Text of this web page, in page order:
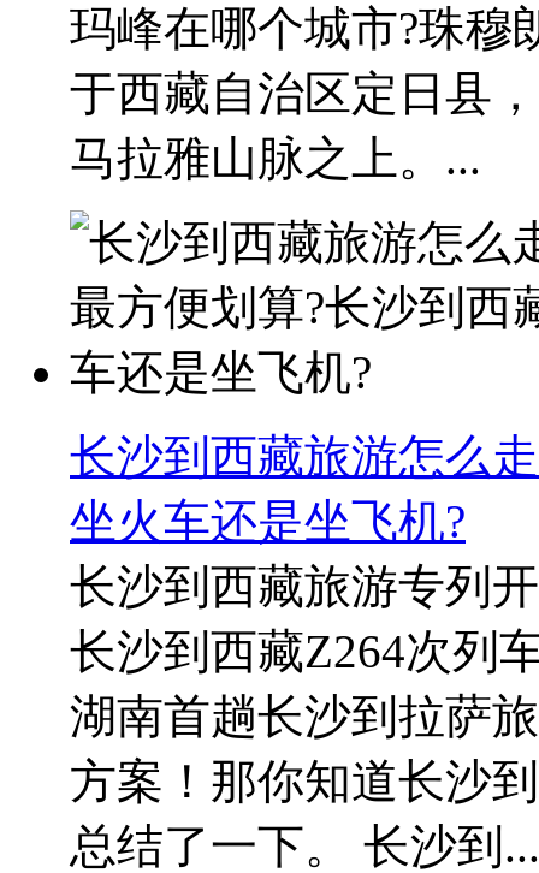
玛峰在哪个城市?珠穆
于西藏自治区定日县
马拉雅山脉之上。...
长沙到西藏旅游怎么
坐火车还是坐飞机?
长沙到西藏旅游专列
长沙到西藏Z264次列
湖南首趟长沙到拉萨
方案！那你知道长沙
总结了一下。 长沙到...